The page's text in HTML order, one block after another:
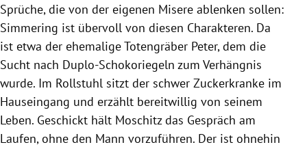
Sprüche, die von der eigenen Misere ablenken sollen:
Simmering ist übervoll von diesen Charakteren. Da
ist etwa der ehemalige Totengräber Peter, dem die
Sucht nach Duplo-Schokoriegeln zum Verhängnis
wurde. Im Rollstuhl sitzt der schwer Zuckerkranke im
Hauseingang und erzählt bereitwillig von seinem
Leben. Geschickt hält Moschitz das Gespräch am
Laufen, ohne den Mann vorzuführen. Der ist ohnehin